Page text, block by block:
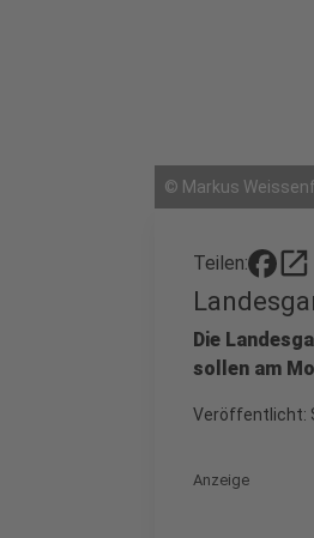
© Markus
Teilen: open_in_new
Die
sollen am
Veröffentlicht:
Anzeige